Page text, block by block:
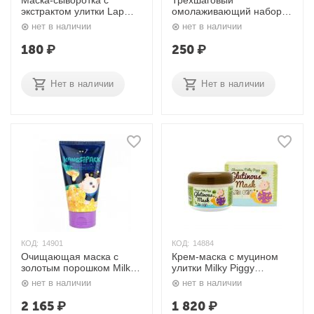
экстрактом улитки Lap
Therapy Snail Anti-Wrinkle
Ampoule Mask Pack 25
мл. Deoproce
нет в наличии
180₽
Нет в наличии
омолаживающий набор
для лица Anti-Aging EGF
Aqua Mask Pack 25 мл.+2
мл.+2мл. Elizavecca
нет в наличии
250₽
Нет в наличии
КОД: 14901
Очищающая маска с
золотым порошком Milky
Piggy Kangsi Pack Mask
120 мл. Elizavecca
нет в наличии
2 165₽
КОД: 14884
Крем-маска с муцином
улитки Milky Piggy
Glutinous Mask 80% Snail
Cream 100 мл. Elizavecca
нет в наличии
1 820₽